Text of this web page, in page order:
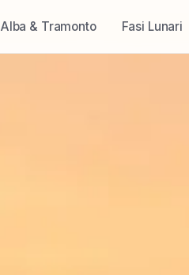
Alba & Tramonto Fasi Lunari